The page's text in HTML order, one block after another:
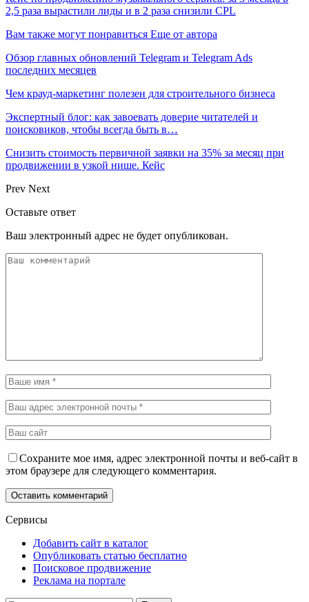
2,5 раза вырастили лиды и в 2 раза снизили CPL
Вам также могут понравиться Еще от автора
Обзор главных обновлений Telegram и Telegram Ads
последних месяцев
Чем крауд-маркетинг полезен для строительного бизнеса
Экспертный блог: как завоевать доверие читателей и
поисковиков, чтобы всегда быть в…
Снизить стоимость первичной заявки на 35% за месяц при
продвижении в узкой нише. Кейс
Prev Next
Оставьте ответ
Ваш электронный адрес не будет опубликован.
Сохраните мое имя, адрес электронной почты и веб-сайт в
этом браузере для следующего комментария.
Сервисы
Добавить сайт в каталог
Опубликовать статью бесплатно
Поисковое продвижение
Реклама на портале